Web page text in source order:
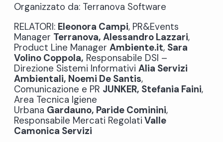
Organizzato da: Terranova Software
RELATORI: Eleonora Campi, PR&Events
Manager Terranova, Alessandro Lazzari,
Product Line Manager Ambiente.it, Sara
Volino Coppola, Responsabile DSI –
Direzione Sistemi Informativi Alia Servizi
Ambientali, Noemi De Santis,
Comunicazione e PR JUNKER, Stefania Faini,
Area Tecnica Igiene
Urbana Gardauno, Paride Cominini,
Responsabile Mercati Regolati Valle
Camonica Servizi